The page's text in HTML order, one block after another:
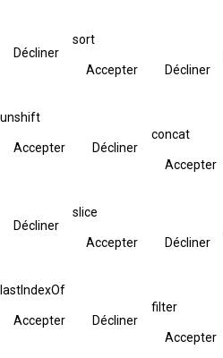
Décliner
sort
Accepter Décliner
unshift
Accepter Décliner
concat
Accepter
Décliner
slice
Accepter Décliner
lastIndexOf
Accepter Décliner
filter
Accepter